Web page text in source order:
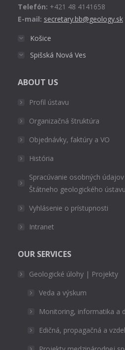
Telefón: +421 48 4141658
E-mail: secretary.bb@geology.sk
Košice
Spišská Nová Ves
ABOUT US
Profil ústavu
Organizačná štruktúra
Objednávky, faktúry a VO
História
Spracúvanie osobných
Štátneho geologického
Vyhlásenie o prístupnosti
Intranet
OUR SERVICES
Geologické úlohy | Projekty
Veda a výskum
Monitoring, informatika a
Edičná, propagačná a